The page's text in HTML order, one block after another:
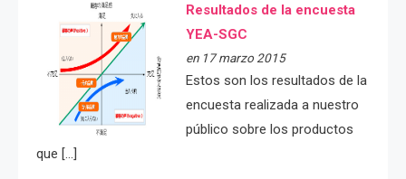
Resultados de la encuesta
YEA-SGC
en 17 marzo 2015
Estos son los resultados de la
encuesta realizada a nuestro
público sobre los productos
que […]